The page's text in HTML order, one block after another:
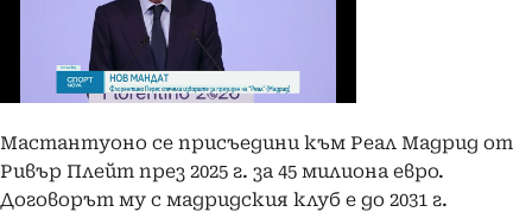
Мастантуоно се присъедини към Реал Мадрид от
Ривър Плейт през 2025 г. за 45 милиона евро.
Договорът му с мадридския клуб е до 2031 г.